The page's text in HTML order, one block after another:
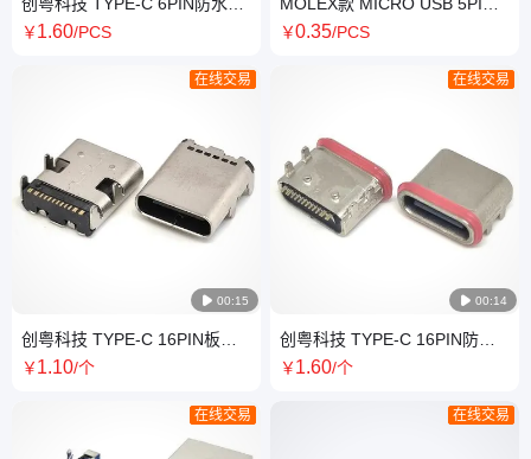
座 沉板0.8/1.6MM 两脚贴板
￥1.60/PCS
 00:15
在线交易
创粤科技 TYPE-C 16PIN板上
型母座 四脚插板SMT 有柱 加
￥1.10/个
在线交易
立贴母座
￥0.35/PCS
 00:14
在线交易
创粤科技 TYPE-C 16PIN防水
母座 四脚插板SMT 有柱 粉末
￥1.60/个
在线交易